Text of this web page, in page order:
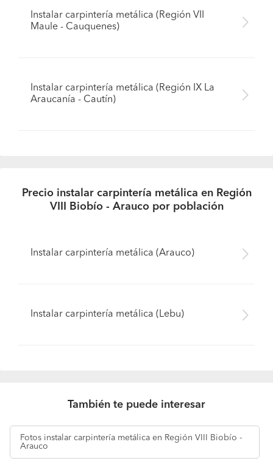
Instalar carpintería metálica (Región VII
Maule - Cauquenes)
Instalar carpintería metálica (Región IX La
Araucanía - Cautín)
Precio instalar carpintería metálica en Región
VIII Biobío - Arauco por población
Instalar carpintería metálica (Arauco)
Instalar carpintería metálica (Lebu)
También te puede interesar
Fotos instalar carpintería metálica en Región VIII Biobío -
Arauco